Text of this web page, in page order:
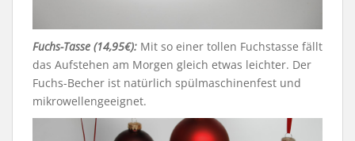
Fuchs-Tasse (14,95€): Mit so einer tollen Fuchstasse fällt
das Aufstehen am Morgen gleich etwas leichter. Der
Fuchs-Becher ist natürlich spülmaschinenfest und
mikrowellengeeignet.